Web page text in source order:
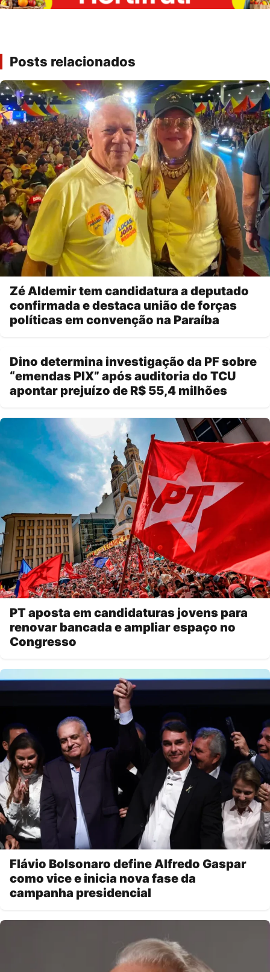
Posts relacionados
Zé Aldemir tem candidatura a deputado
confirmada e destaca união de forças
políticas em convenção na Paraíba
Dino determina investigação da PF sobre
“emendas PIX” após auditoria do TCU
apontar prejuízo de R$ 55,4 milhões
PT aposta em candidaturas jovens para
renovar bancada e ampliar espaço no
Congresso
Flávio Bolsonaro define Alfredo Gaspar
como vice e inicia nova fase da
campanha presidencial